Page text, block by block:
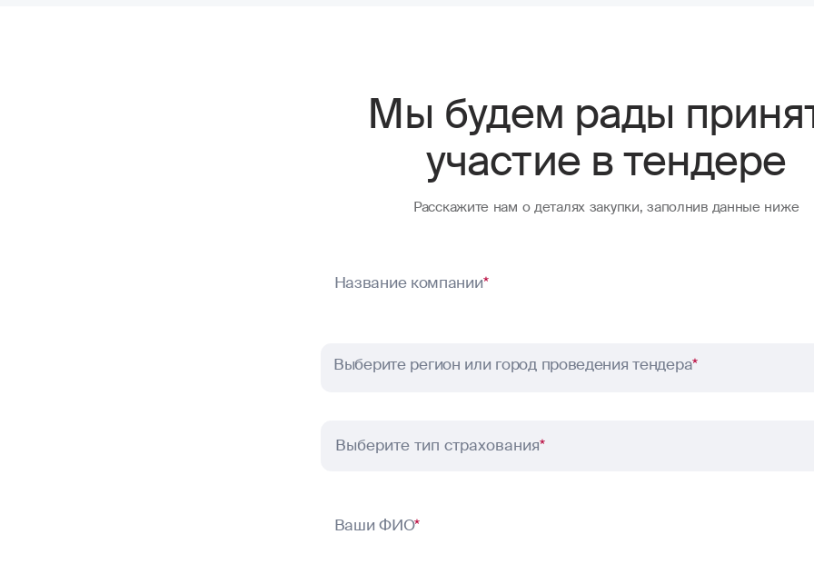
Мы будем рады
участие в тендере
Расскажите нам о деталях закупки, заполнив данные ниже
Название компании*
Выберите регион или город проведения тендера*
Выберите тип страхования*
Ваши ФИО*